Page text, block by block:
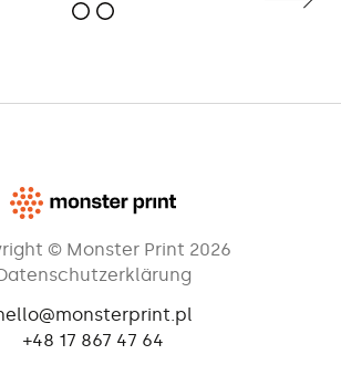
© Monster Print 2026
+48 17 867 47 64